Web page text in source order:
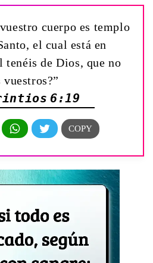
cuerpo es templo
el cual está en
tenéis de Dios, que no
vuestros?”
6:19